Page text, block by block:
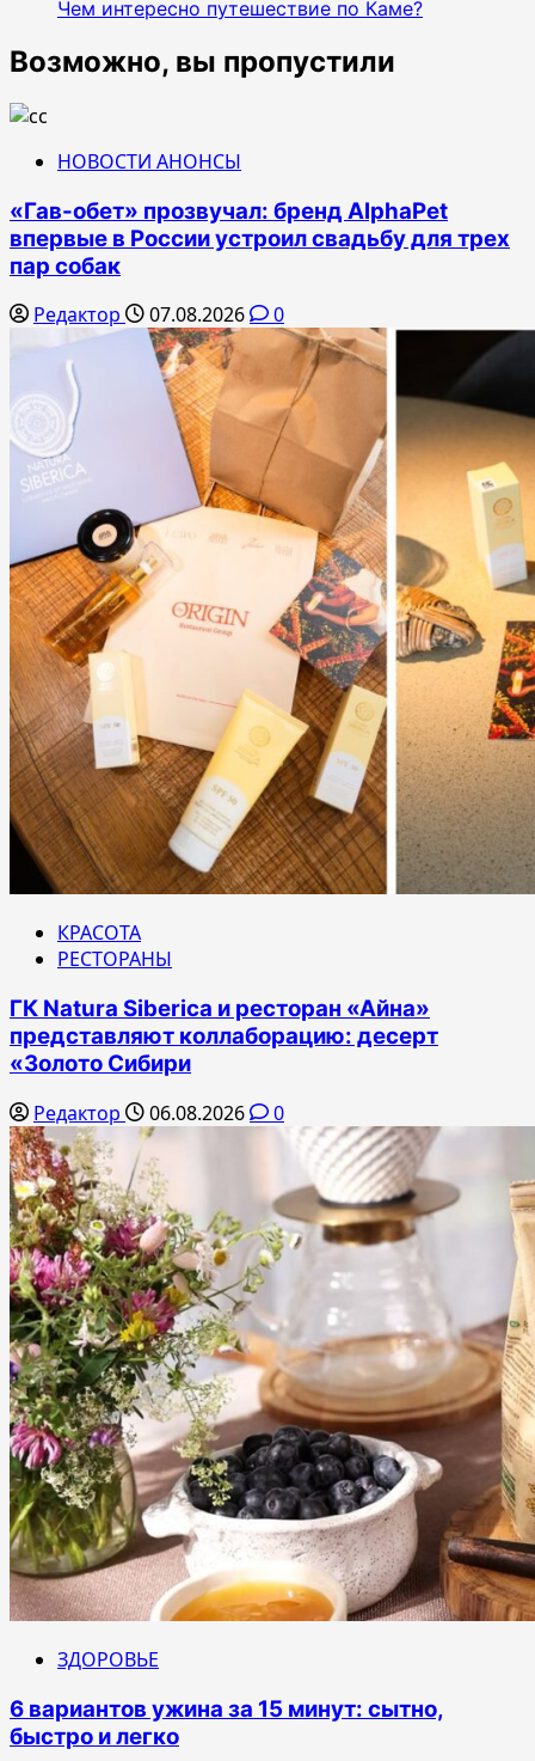
Чем интересно путешествие по Каме?
Возможно, вы пропустили
НОВОСТИ АНОНСЫ
«Гав-обет» прозвучал: бренд AlphaPet
впервые в России устроил свадьбу для трех
пар собак
Редактор 07.08.2026 0
КРАСОТА
РЕСТОРАНЫ
ГК Natura Siberica и ресторан «Айна»
представляют коллаборацию: десерт
«Золото Сибири
Редактор 06.08.2026 0
ЗДОРОВЬЕ
6 вариантов ужина за 15 минут: сытно,
быстро и легко